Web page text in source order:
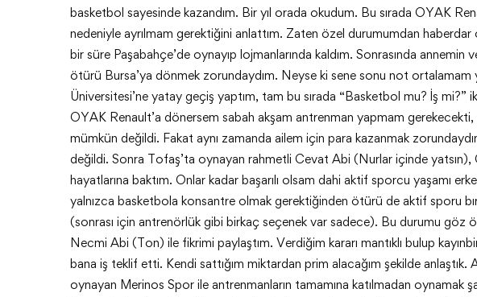
basketbol sayesinde kazandım. Bir yıl orada okudum. Bu sırada OYAK
nedeniyle ayrılmam gerektiğini anlattım. Zaten özel durumumdan haberdar
bir süre Paşabahçe’de oynayıp lojmanlarında kaldım. Sonrasında annemin
ötürü Bursa’ya dönmek zorundaydım. Neyse ki sene sonu not
Üniversitesi’ne yatay geçiş yaptım, tam bu sırada “Basketbol mu? İş
OYAK Renault’a dönersem sabah akşam antrenman yapmam
mümkün değildi. Fakat aynı zamanda ailem için para kazanmak
değildi. Sonra Tofaş’ta oynayan rahmetli Cevat Abi (Nurlar içinde
hayatlarına baktım. Onlar kadar başarılı olsam dahi aktif sporcu yaşamı
yalnızca basketbola konsantre olmak gerektiğinden ötürü de aktif sporu
(sonrası için antrenörlük gibi birkaç seçenek var sadece). Bu durumu göz
Necmi Abi (Ton) ile fikrimi paylaştım. Verdiğim kararı mantıklı bulup
bana iş teklif etti. Kendi sattığım miktardan prim alacağım şekilde
oynayan Merinos Spor ile antrenmanların tamamına katılmadan oynamak